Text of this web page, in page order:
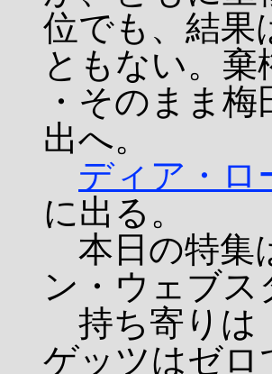
位でも、結果
ともない。
・そのまま
出へ。
ディア・ロ
に出る。
本日の特集
ン・ウェブス
持ち寄りは
ゲッツはゼロ